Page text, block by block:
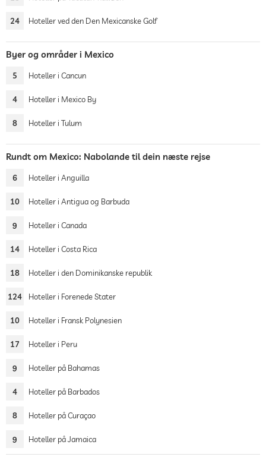
24 Hoteller ved den Den Mexicanske Golf
Byer og områder i Mexico
5 Hoteller i Cancun
4 Hoteller i Mexico By
8 Hoteller i Tulum
Rundt om Mexico: Nabolande til dein næste rejse
6 Hoteller i Anguilla
10 Hoteller i Antigua og Barbuda
9 Hoteller i Canada
14 Hoteller i Costa Rica
18 Hoteller i den Dominikanske republik
124 Hoteller i Forenede Stater
10 Hoteller i Fransk Polynesien
17 Hoteller i Peru
9 Hoteller på Bahamas
4 Hoteller på Barbados
8 Hoteller på Curaçao
9 Hoteller på Jamaica